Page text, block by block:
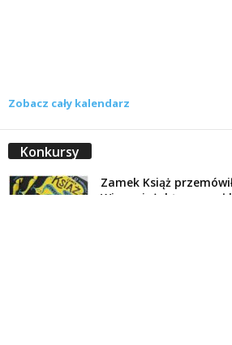
Zobacz cały kalendarz
Konkursy
Zamek Książ
Wiemy już, kto wygrał